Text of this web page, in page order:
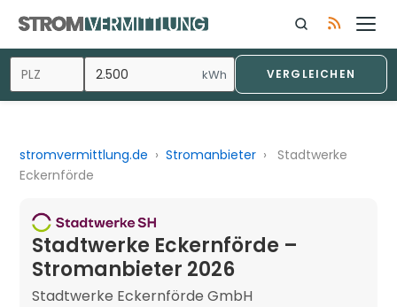
kWh VERGLEICHEN
stromvermittlung.de › Stromanbieter ›
Stadtwerke
Eckernförde
Stadtwerke Eckernförde –
Stromanbieter 2026
Stadtwerke Eckernförde GmbH